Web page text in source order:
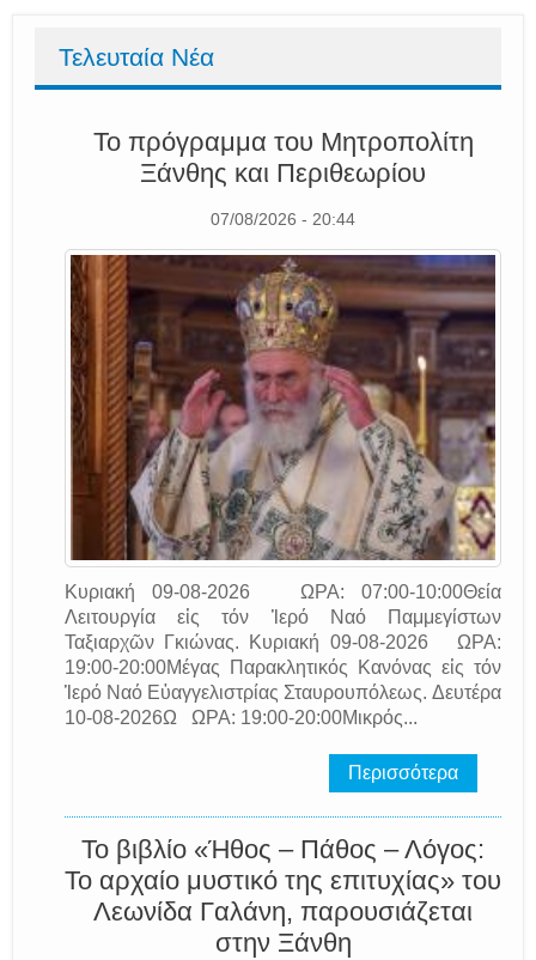
Τελευταία Νέα
Το πρόγραμμα του Μητροπολίτη
Ξάνθης και Περιθεωρίου
07/08/2026 - 20:44
Κυριακή 09-08-2026 ΩΡΑ: 07:00-10:00Θεία
Λειτουργία εἰς τόν Ἱερό Ναό Παμμεγίστων
Ταξιαρχῶν Γκιώνας. Κυριακή 09-08-2026 ΩΡΑ:
19:00-20:00Μέγας Παρακλητικός Κανόνας εἰς τόν
Ἱερό Ναό Εὐαγγελιστρίας Σταυρουπόλεως. Δευτέρα
10-08-2026Ω ΩΡΑ: 19:00-20:00Μικρός...
Περισσότερα
Το βιβλίο «Ήθος – Πάθος – Λόγος:
Το αρχαίο μυστικό της επιτυχίας» του
Λεωνίδα Γαλάνη, παρουσιάζεται
στην Ξάνθη